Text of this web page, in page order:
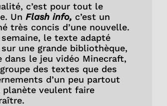
c’est pour tout le
Un Flash info, c’est un
très concis d’une nouvelle.
le texte adapté
une grande bibliothèque,
dans le jeu vidéo Minecraft,
des textes que des
d’un peu partout
planète veulent faire